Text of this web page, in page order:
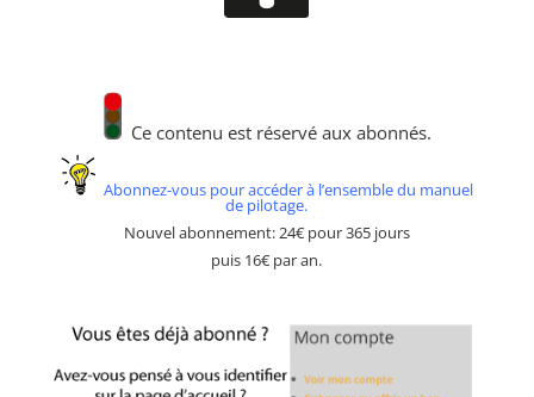
Ce contenu est réservé aux abonnés.
Abonnez-vous pour accéder à l’ensemble du manuel
de pilotage.
Nouvel abonnement: 24€ pour 365 jours
puis 16€ par an.